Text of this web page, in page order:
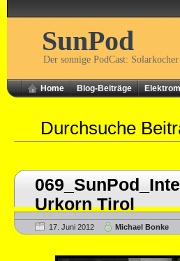
SunPod
Der sonnige PodCast:
Home Blog-Beiträge
Durchsuche
Urkorn Tirol
17. Juni 2012 Michael Bonke